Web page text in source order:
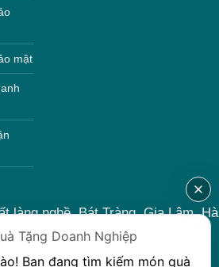
mật
làng nghề, Bát Tràng, Gia Lâm, Hà
Nội, Việt Nam
Email: lienhe@khoqua.vn
Tặng Doanh Nghiệp
Bạn đang tìm kiếm món quà